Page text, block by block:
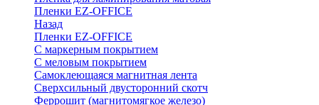
Пленки EZ-OFFICE
Назад
Пленки EZ-OFFICE
С маркерным покрытием
С меловым покрытием
Самоклеющаяся магнитная лента
Сверхсильный двусторонний скотч
Феррошит (магнитомягкое железо)